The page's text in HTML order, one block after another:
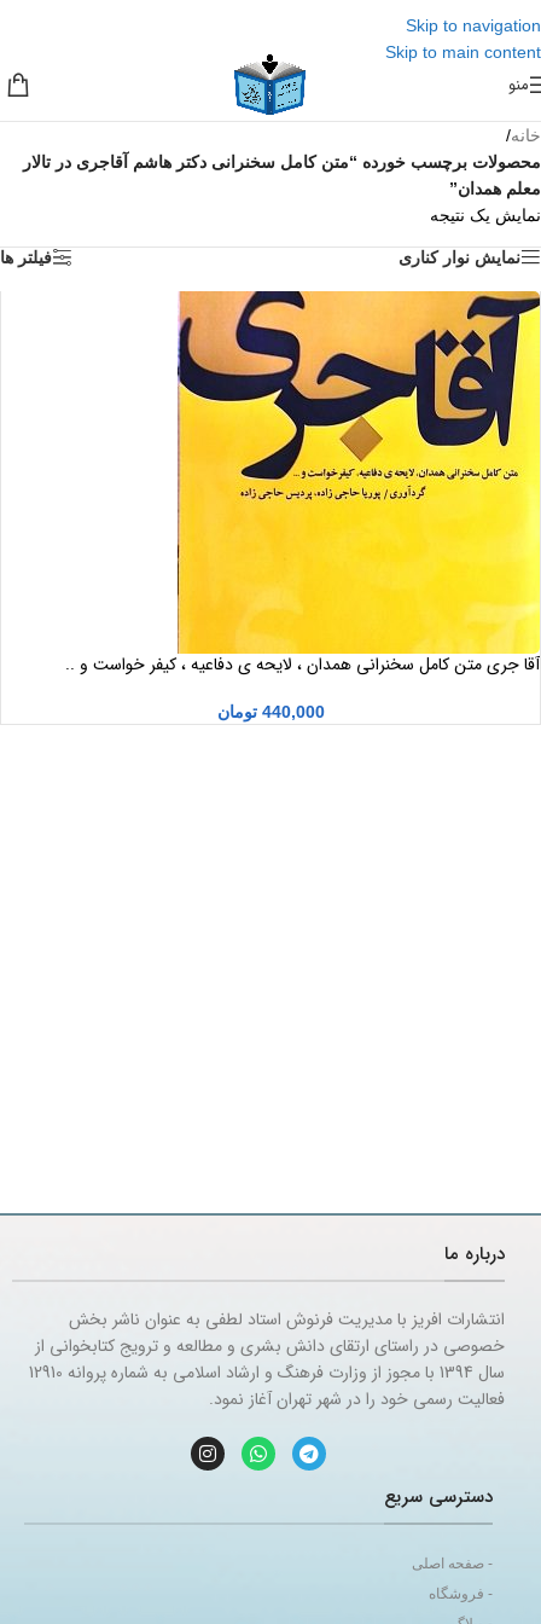
Skip to navigation
Skip to main content
منو
خانه/
محصولات برچسب خورده “متن کامل سخنرانی دکتر هاشم آقاجری در تالار
معلم همدان”
نمایش یک نتیجه
نمایش نوار کناری فیلتر ها
آقا جری متن کامل سخنرانی همدان ، لایحه ی دفاعیه ، کیفر خواست و ..
440,000 تومان
درباره ما
انتشارات افریز با مدیریت فرنوش استاد لطفی به عنوان ناشر بخش
خصوصی در راستای ارتقای دانش بشری و مطالعه و ترویج کتابخوانی از
سال 1394 با مجوز از وزارت فرهنگ و ارشاد اسلامی به شماره پروانه 12910
فعالیت رسمی خود را در شهر تهران آغاز نمود.
دسترسی سریع
- صفحه اصلی
- فروشگاه